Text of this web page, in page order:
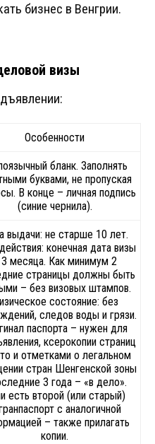
бизнес в Венгрии.
визы
Особенности
бланк. Заполнять
буквами, не пропуская
В конце – личная подпись
(синие чернила).
выдачи: не старше 10 лет.
конечная дата визы
3 месяца. Как минимум 2
страницы должны быть
– без визовых штампов.
состояние: без
следов воды и грязи.
паспорта – нужен для
ксерокопии страниц
и отметками о легальном
стран Шенгенской зоны
3 года – «в дело».
есть второй (или старый)
с аналогичной
– также прилагать
копии.